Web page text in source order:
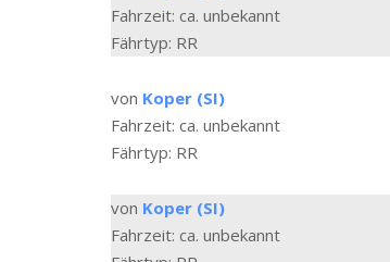
Fahrzeit: ca. unbekannt
Fährtyp: RR
von Koper (SI)
Fahrzeit: ca. unbekannt
Fährtyp: RR
von Koper (SI)
Fahrzeit: ca. unbekannt